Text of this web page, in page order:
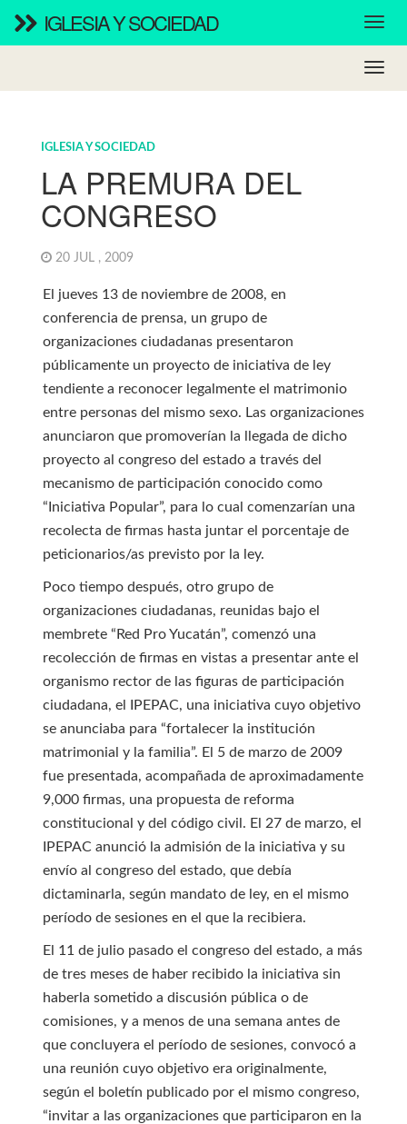
IGLESIA Y SOCIEDAD
IGLESIA Y SOCIEDAD
LA PREMURA DEL
CONGRESO
20 JUL , 2009
El jueves 13 de noviembre de 2008, en
conferencia de prensa, un grupo de
organizaciones ciudadanas presentaron
públicamente un proyecto de iniciativa de ley
tendiente a reconocer legalmente el matrimonio
entre personas del mismo sexo. Las organizaciones
anunciaron que promoverían la llegada de dicho
proyecto al congreso del estado a través del
mecanismo de participación conocido como
“Iniciativa Popular”, para lo cual comenzarían una
recolecta de firmas hasta juntar el porcentaje de
peticionarios/as previsto por la ley.
Poco tiempo después, otro grupo de
organizaciones ciudadanas, reunidas bajo el
membrete “Red Pro Yucatán”, comenzó una
recolección de firmas en vistas a presentar ante el
organismo rector de las figuras de participación
ciudadana, el IPEPAC, una iniciativa cuyo objetivo
se anunciaba para “fortalecer la institución
matrimonial y la familia”. El 5 de marzo de 2009
fue presentada, acompañada de aproximadamente
9,000 firmas, una propuesta de reforma
constitucional y del código civil. El 27 de marzo, el
IPEPAC anunció la admisión de la iniciativa y su
envío al congreso del estado, que debía
dictaminarla, según mandato de ley, en el mismo
período de sesiones en el que la recibiera.
El 11 de julio pasado el congreso del estado, a más
de tres meses de haber recibido la iniciativa sin
haberla sometido a discusión pública o de
comisiones, y a menos de una semana antes de
que concluyera el período de sesiones, convocó a
una reunión cuyo objetivo era originalmente,
según el boletín publicado por el mismo congreso,
“invitar a las organizaciones que participaron en la